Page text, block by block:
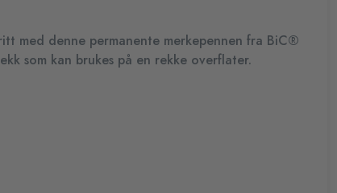
med denne permanente merkepennen fra BiC®
som kan brukes på en rekke overflater.
med permanente merkepenner fra BiC®. Det
glans og er praktisk for kreative oppgaver på skolen
det smøres utover